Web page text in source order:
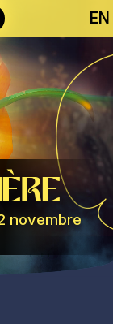
EN
novembre